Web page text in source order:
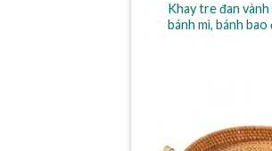
Khay tre đan
bánh mì, bánh